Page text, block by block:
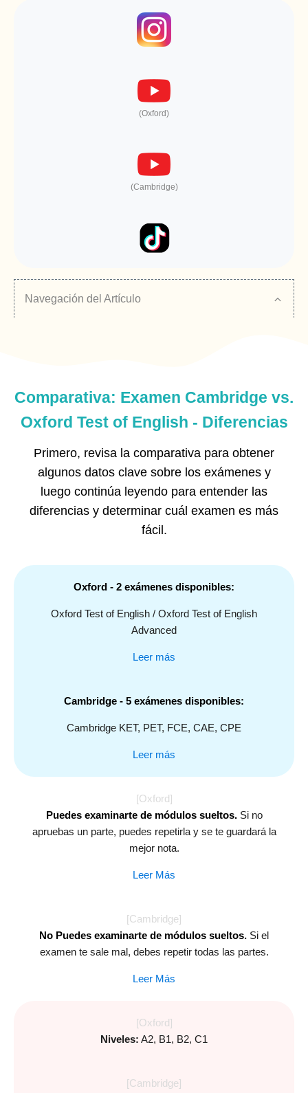
(Oxford)
(Cambridge)
Navegación del Artículo
Comparativa: Examen Cambridge vs.
Oxford Test of English - Diferencias
Primero, revisa la comparativa para obtener
algunos datos clave sobre los exámenes y
luego continúa leyendo para entender las
diferencias y determinar cuál examen es más
fácil.
Oxford - 2 exámenes disponibles:
Oxford Test of English / Oxford Test of English
Advanced
Leer más
Cambridge - 5 exámenes disponibles:
Cambridge KET, PET, FCE, CAE, CPE
Leer más
[Oxford]
Puedes examinarte de módulos sueltos. Si no
apruebas un parte, puedes repetirla y se te guardará la
mejor nota.
Leer Más
[Cambridge]
No Puedes examinarte de módulos sueltos. Si el
examen te sale mal, debes repetir todas las partes.
Leer Más
[Oxford]
Niveles: A2, B1, B2, C1
[Cambridge]